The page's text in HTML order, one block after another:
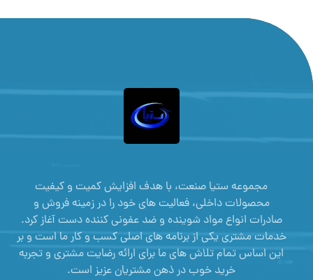
مجموعه ستیا صنعت، با هدف افزایش کمیت و کیفیت
محصولات داخلی، فعالیت های خود را در زمینه فروش و
صادرات انواع مواد شوینده و ضد عفونی کننده دست آغاز کرد.
خدمات مشتری یکی از برنامه های اصلی کسب و کار ما است و بر
این اساس تمام تلاش های ما برای ارائه رضایت مشتری و تجربه
خرید خوب در ذهن مشتریان عزیز است.